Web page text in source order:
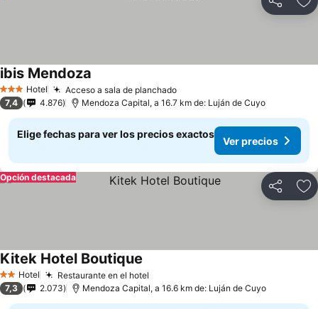
Compartir
3 Estrellas
Hotel Acceso a sala de planchado
ibis Mendoza
7,4 4.876 Mendoza Capital, a 16.7 km de: Luján de Cuyo
Elige fechas para ver los precios exactos
Ver precios
Compartir
Opción destacada
2 Estrellas
Hotel Restaurante en el hotel
Kitek Hotel Boutique
7,3 2.073 Mendoza Capital, a 16.6 km de: Luján de Cuyo